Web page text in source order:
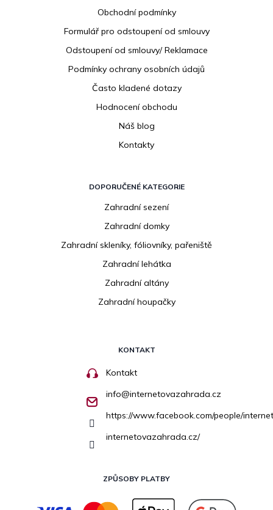
Obchodní podmínky
Formulář pro odstoupení od smlouvy
Odstoupení od smlouvy/ Reklamace
Podmínky ochrany osobních údajů
Často kladené dotazy
Hodnocení obchodu
Náš blog
Kontakty
DOPORUČENÉ KATEGORIE
Zahradní sezení
Zahradní domky
Zahradní skleníky, fóliovníky, pařeniště
Zahradní lehátka
Zahradní altány
Zahradní houpačky
KONTAKT
Kontakt
info@internetovazahrada.cz
https://www.facebook.com/people/
internetovazahrada.cz/
ZPŮSOBY PLATBY